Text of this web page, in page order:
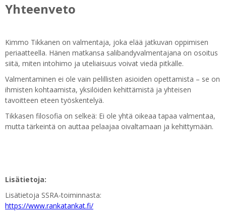
Yhteenveto
Kimmo Tikkanen on valmentaja, joka elää jatkuvan oppimisen
periaatteella. Hänen matkansa salibandyvalmentajana on osoitus
siitä, miten intohimo ja uteliaisuus voivat viedä pitkälle.
Valmentaminen ei ole vain pelillisten asioiden opettamista – se on
ihmisten kohtaamista, yksilöiden kehittämistä ja yhteisen
tavoitteen eteen työskentelyä.
Tikkasen filosofia on selkeä: Ei ole yhtä oikeaa tapaa valmentaa,
mutta tärkeintä on auttaa pelaajaa oivaltamaan ja kehittymään.
Lisätietoja:
Lisätietoja SSRA-toiminnasta:
https://www.rankatankat.fi/